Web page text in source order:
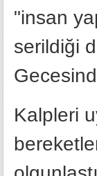
"insan
serildiği
Kalpleri